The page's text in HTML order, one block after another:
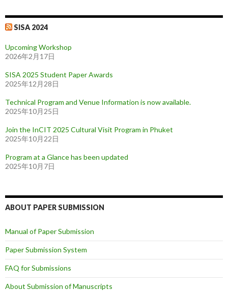
SISA 2024
Upcoming Workshop
2026年2月17日
SISA 2025 Student Paper Awards
2025年12月28日
Technical Program and Venue Information is now available.
2025年10月25日
Join the InCIT 2025 Cultural Visit Program in Phuket
2025年10月22日
Program at a Glance has been updated
2025年10月7日
ABOUT PAPER SUBMISSION
Manual of Paper Submission
Paper Submission System
FAQ for Submissions
About Submission of Manuscripts